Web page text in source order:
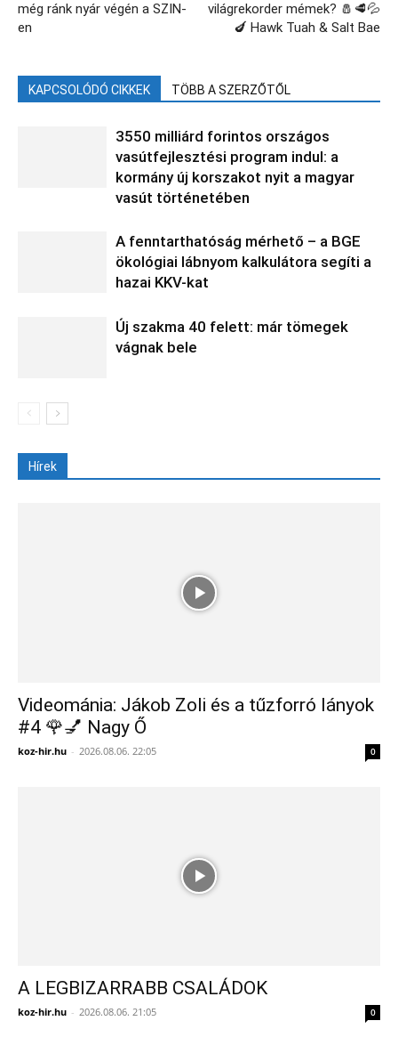
még ránk nyár végén a SZIN-
en
világrekorder mémek? 🧂🥩💦
🍆 Hawk Tuah & Salt Bae
KAPCSOLÓDÓ CIKKEK TÖBB A SZERZŐTŐL
3550 milliárd forintos országos
vasútfejlesztési program indul: a
kormány új korszakot nyit a magyar
vasút történetében
A fenntarthatóság mérhető – a BGE
ökológiai lábnyom kalkulátora segíti a
hazai KKV-kat
Új szakma 40 felett: már tömegek
vágnak bele
Hírek
Videománia: Jákob Zoli és a tűzforró lányok
#4 🌹💅 Nagy Ő
koz-hir.hu - 2026.08.06. 22:05 0
A LEGBIZARRABB CSALÁDOK
koz-hir.hu - 2026.08.06. 21:05 0